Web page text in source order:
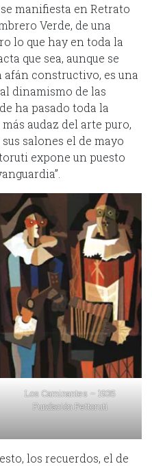
manifiesta en Retrato
Verde, de una
lo que hay en toda la
que sea, aunque se
constructivo, es una
dinamismo de las
ha pasado toda la
audaz del arte puro,
salones el de mayo
expone un puesto
Los Caminantes – 1935
Fundación Pettoruti
los recuerdos, el de